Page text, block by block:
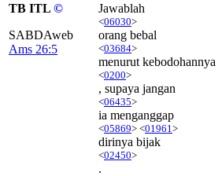
TB ITL ©
SABDAweb
Ams 26:5
Jawablah
<06030>
orang bebal
<03684>
menurut kebodohannya
<0200>
, supaya jangan
<06435>
ia menganggap
<05869> <01961 >
dirinya bijak
<02450>
.